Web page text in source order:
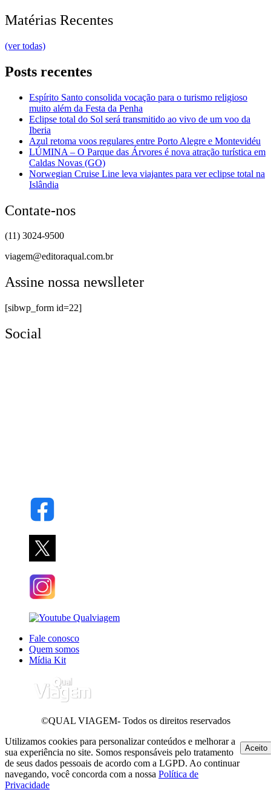
Matérias Recentes
(ver todas)
Posts recentes
Espírito Santo consolida vocação para o turismo religioso
muito além da Festa da Penha
Eclipse total do Sol será transmitido ao vivo de um voo da
Iberia
Azul retoma voos regulares entre Porto Alegre e Montevidéu
LÚMINA – O Parque das Árvores é nova atração turística em
Caldas Novas (GO)
Norwegian Cruise Line leva viajantes para ver eclipse total na
Islândia
Contate-nos
(11) 3024-9500
viagem@editoraqual.com.br
Assine nossa newslleter
[sibwp_form id=22]
Social
Fale conosco
Quem somos
Mídia Kit
©QUAL VIAGEM- Todos os direitos reservados
Utilizamos cookies para personalizar conteúdos e melhorar a
sua experiência no site. Somos responsáveis pelo tratamento
de seus dados pessoais de acordo com a LGPD. Ao continuar
navegando, você concorda com a nossa Política de
Privacidade
Aceito